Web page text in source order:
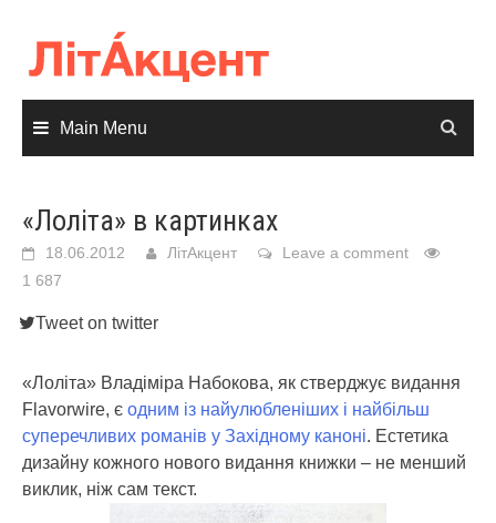
content
Main Menu
«Лоліта» в картинках
18.06.2012 ЛітАкцент
Leave a comment
1 687
Tweet on twitter
«Лоліта» Владіміра Набокова, як стверджує видання
Flavorwire, є одним із найулюбленіших і найбільш
суперечливих романів у Західному каноні. Естетика
дизайну кожного нового видання книжки – не менший
виклик, ніж сам текст.